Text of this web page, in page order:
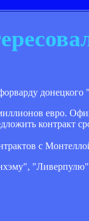
евро.
контракт
с
"Ливерпулю"